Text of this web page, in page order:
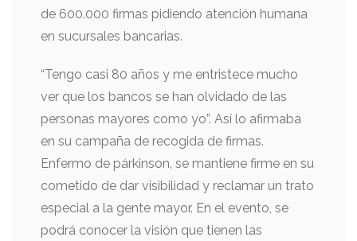
de 600.000 firmas pidiendo atención humana
en sucursales bancarias.
“Tengo casi 80 años y me entristece mucho
ver que los bancos se han olvidado de las
personas mayores como yo”. Así lo afirmaba
en su campaña de recogida de firmas.
Enfermo de párkinson, se mantiene firme en su
cometido de dar visibilidad y reclamar un trato
especial a la gente mayor. En el evento, se
podrá conocer la visión que tienen las